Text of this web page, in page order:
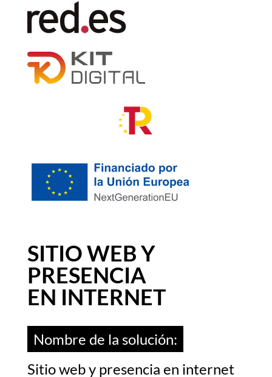
SITIO WEB Y
PRESENCIA
EN INTERNET
Nombre de la solución:
Sitio web y presencia en internet